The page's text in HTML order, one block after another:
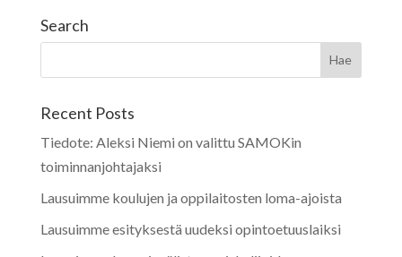
Search
Recent Posts
Tiedote: Aleksi Niemi on valittu SAMOKin
toiminnanjohtajaksi
Lausuimme koulujen ja oppilaitosten loma-ajoista
Lausuimme esityksestä uudeksi opintoetuuslaiksi